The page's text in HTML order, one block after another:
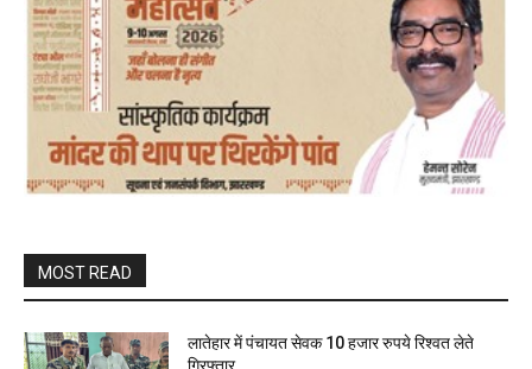
MOST READ
लातेहार में पंचायत सेवक 10 हजार रुपये रिश्वत लेते